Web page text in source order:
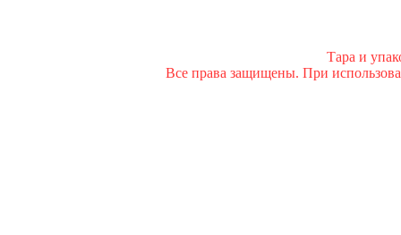
Тара и
Все права защищены. При